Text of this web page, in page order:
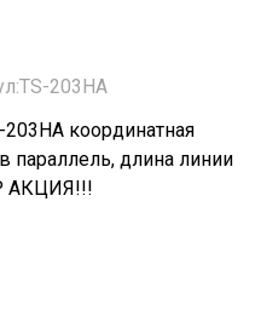
203HA
координатная
параллель, длина линии
АКЦИЯ!!!